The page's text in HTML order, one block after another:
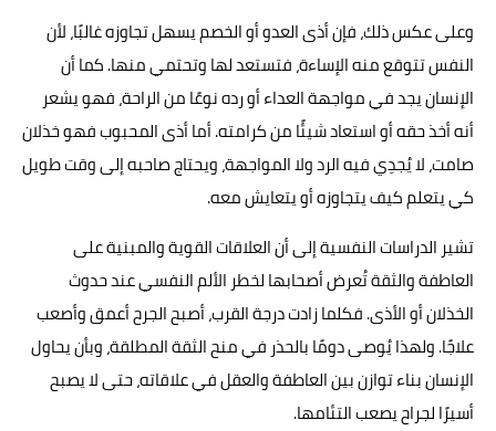
وعلى عكس ذلك، فإن أذى العدو أو الخصم يسهل تجاوزه غالبًا، لأن
النفس تتوقع منه الإساءة، فتستعد لها وتحتمي منها. كما أن
الإنسان يجد في مواجهة العداء أو رده نوعًا من الراحة، فهو يشعر
أنه أخذ حقه أو استعاد شيئًا من كرامته. أما أذى المحبوب فهو خذلان
صامت، لا يُجدِي فيه الرد ولا المواجهة، ويحتاج صاحبه إلى وقت طويل
كي يتعلم كيف يتجاوزه أو يتعايش معه.
تشير الدراسات النفسية إلى أن العلاقات القوية والمبنية على
العاطفة والثقة تُعرض أصحابها لخطر الألم النفسي عند حدوث
الخذلان أو الأذى. فكلما زادت درجة القرب، أصبح الجرح أعمق وأصعب
علاجًا. ولهذا يُوصى دومًا بالحذر في منح الثقة المطلقة، وبأن يحاول
الإنسان بناء توازن بين العاطفة والعقل في علاقاته، حتى لا يصبح
أسيرًا لجراح يصعب التئامها.